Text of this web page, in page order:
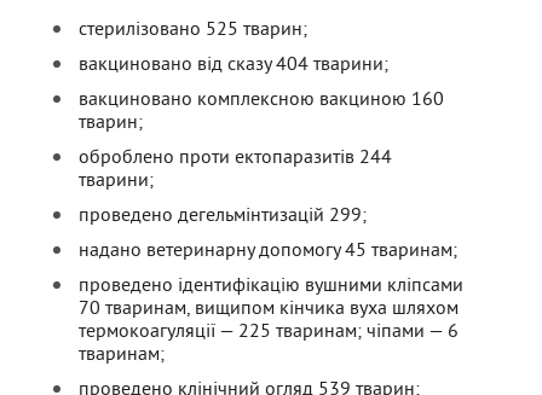
стерилізовано 525 тварин;
вакциновано від сказу 404 тварини;
вакциновано комплексною вакциною 160
тварин;
оброблено проти ектопаразитів 244
тварини;
проведено дегельмінтизацій 299;
надано ветеринарну допомогу 45 тваринам;
проведено ідентифікацію вушними кліпсами
70 тваринам, вищипом кінчика вуха шляхом
термокоагуляції — 225 тваринам; чіпами — 6
тваринам;
проведено клінічний огляд 539 тварин;